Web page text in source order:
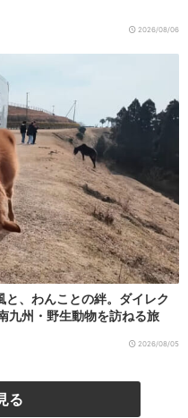
2026/08/06
と、わんことの絆。ダイレク
九州・野生動物を訪ねる旅
2026/08/05
る